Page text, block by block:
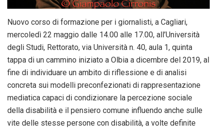
Nuovo corso di formazione per i giornalisti, a Cagliari,
mercoledì 22 maggio dalle 14.00 alle 17.00, all’Università
degli Studi, Rettorato, via Università n. 40, aula 1, quinta
tappa di un cammino iniziato a Olbia a dicembre del 2019, al
fine di individuare un ambito di riflessione e di analisi
concreta sui modelli preconfezionati di rappresentazione
mediatica capaci di condizionare la percezione sociale
della disabilità e il pensiero comune influendo anche sulle
vite delle stesse persone con disabilità, a volte definite